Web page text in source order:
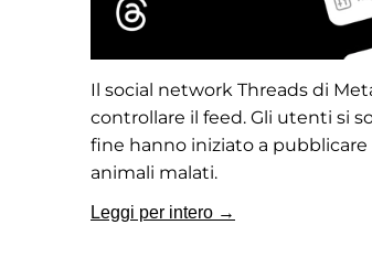
Il social network Threads di
controllare il feed. Gli utenti si
fine hanno iniziato a
animali malati.
Leggi per intero →